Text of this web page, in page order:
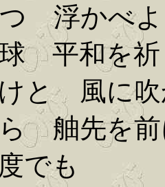
つ 浮かべ
平和を
と 風に吹
舳先を前
でも